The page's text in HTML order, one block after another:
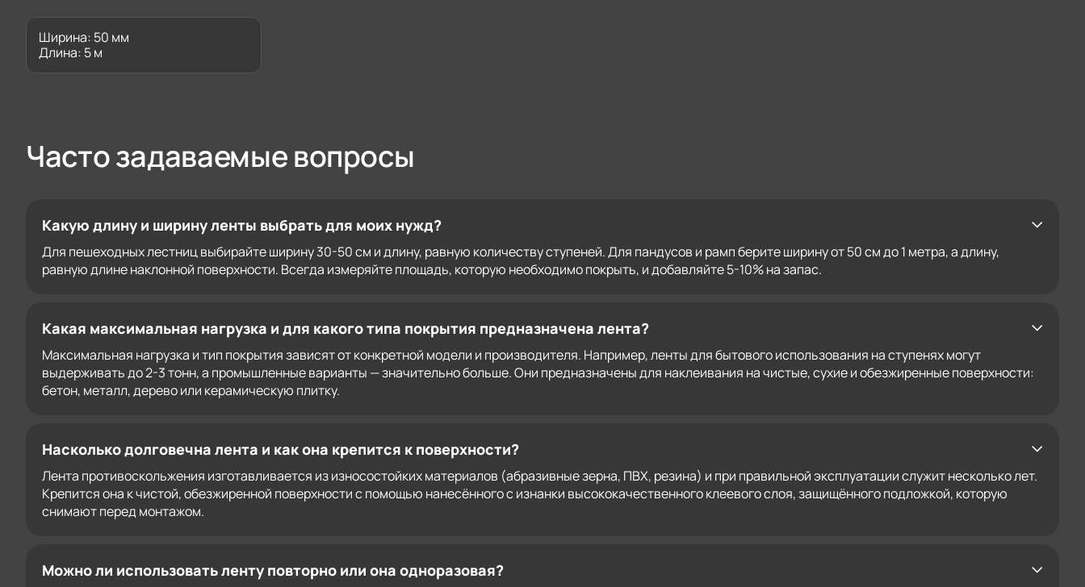
Ширина: 50 мм
Длина: 5 м
Часто задаваемые вопросы
Какую длину и ширину ленты выбрать для моих нужд?
Для пешеходных лестниц выбирайте ширину 30-50 см и длину, равную количеству ступеней. Для пандусов и рамп берите ширину от 50 см до 1 метра, а длину,
равную длине наклонной поверхности. Всегда измеряйте площадь, которую необходимо покрыть, и добавляйте 5-10% на запас.
Какая максимальная нагрузка и для какого типа покрытия предназначена лента?
Максимальная нагрузка и тип покрытия зависят от конкретной модели и производителя. Например, ленты для бытового использования на ступенях могут
выдерживать до 2-3 тонн, а промышленные варианты — значительно больше. Они предназначены для наклеивания на чистые, сухие и обезжиренные поверхности:
бетон, металл, дерево или керамическую плитку.
Насколько долговечна лента и как она крепится к поверхности?
Лента противоскольжения изготавливается из износостойких материалов (абразивные зерна, ПВХ, резина) и при правильной эксплуатации служит несколько лет.
Крепится она к чистой, обезжиренной поверхности с помощью нанесённого с изнанки высококачественного клеевого слоя, защищённого подложкой, которую
снимают перед монтажом.
Можно ли использовать ленту повторно или она одноразовая?